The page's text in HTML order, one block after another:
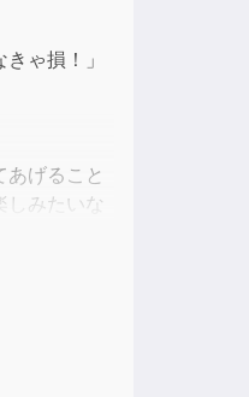
ゃ損！」
げること
しみたいな
ディング
いている
けない